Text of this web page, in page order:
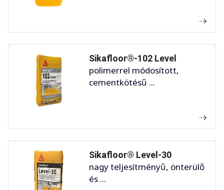
Sikafloor®-102 Level
polimerrel módosított,
cementkötésű ...
Sikafloor® Level-30
nagy teljesítményű, önterülő
és ...